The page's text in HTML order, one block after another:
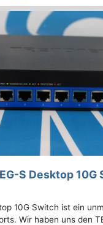
S Desktop
10G Switch ist ein
Wir haben uns den